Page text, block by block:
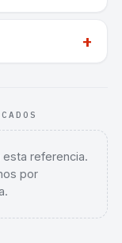
+
esta referencia.
por